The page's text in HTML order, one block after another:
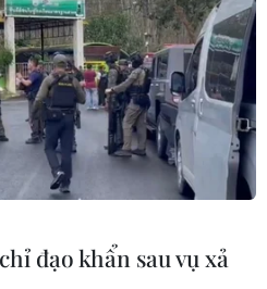
trọng, 3 người
đạo khẩn sau vụ xả